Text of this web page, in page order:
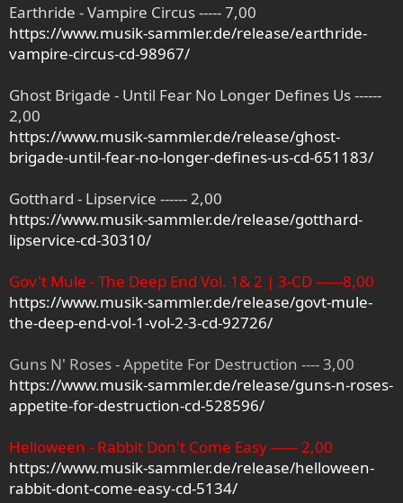
Earthride - Vampire Circus ----- 7,00
https://www.musik-sammler.de/release/earthride-
vampire-circus-cd-98967/
Ghost Brigade - Until Fear No Longer Defines Us ------
2,00
https://www.musik-sammler.de/release/ghost-
brigade-until-fear-no-longer-defines-us-cd-651183/
Gotthard - Lipservice ------ 2,00
https://www.musik-sammler.de/release/gotthard-
lipservice-cd-30310/
Gov't Mule - The Deep End Vol. 1& 2 | 3-CD ------8,00
https://www.musik-sammler.de/release/govt-mule-
the-deep-end-vol-1-vol-2-3-cd-92726/
Guns N' Roses - Appetite For Destruction ---- 3,00
https://www.musik-sammler.de/release/guns-n-roses-
appetite-for-destruction-cd-528596/
Helloween - Rabbit Don't Come Easy ------ 2,00
https://www.musik-sammler.de/release/helloween-
rabbit-dont-come-easy-cd-5134/